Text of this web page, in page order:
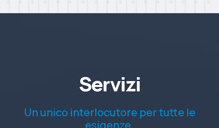
Servizi
Un unico interlocutore per tutte le
esigenze.